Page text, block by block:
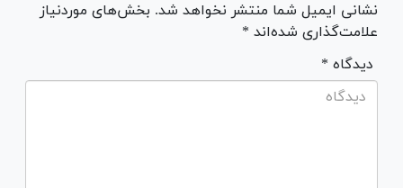
نشانی ایمیل شما منتشر نخواهد شد. بخش‌های موردنیاز
علامت‌گذاری شده‌اند *
* دیدگاه